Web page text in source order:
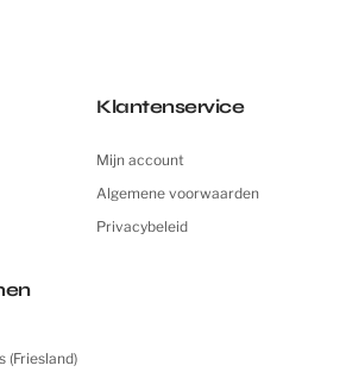
Klantenservice
Mijn account
Algemene voorwaarden
Privacybeleid
(Friesland)